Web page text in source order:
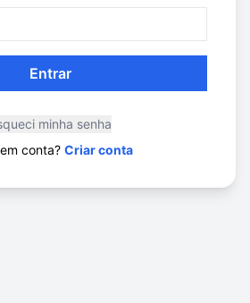
Entrar
minha senha
conta? Criar conta